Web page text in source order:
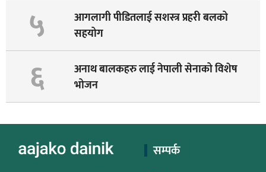
५
आगलागी पीडितलाई सशस्त्र प्रहरी बलको
सहयोग
६
अनाथ बालकहरु लाई नेपाली सेनाको विशेष
भोजन
सम्पर्क